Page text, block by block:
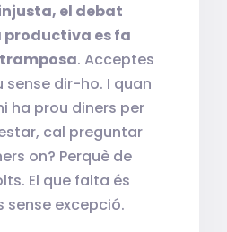
el debat
productiva es fa
. Acceptes
dir-ho. I quan
ha prou diners per
cal preguntar
on? Perquè de
El que falta és
sense excepció.